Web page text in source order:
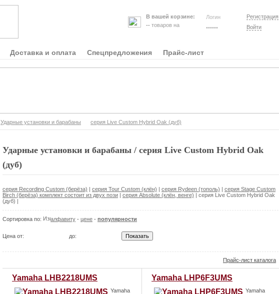
В вашей корзине:
-- товаров на
Регистрация
Войти
Доставка и оплата Спецпредложения Прайс-лист
Ударные установки и барабаны серия Live Custom Hybrid Oak (дуб)
Ударные установки и барабаны / серия Live Custom Hybrid Oak
(дуб)
серия Recording Custom (берёза) | серия Tour Custom (клён) | серия Rydeen (тополь) | серия Stage Custom
Birch (берёза) комплект состоит из двух пози | серия Absolute (клён, венге) | серия Live Custom Hybrid Oak
(дуб) |
Сортировка по: алфавиту - цене - популярности
Цена от: до:
Прайс-лист каталога
Yamaha LHB2218UMS
Yamaha
Yamaha LHP6F3UMS
Yamaha